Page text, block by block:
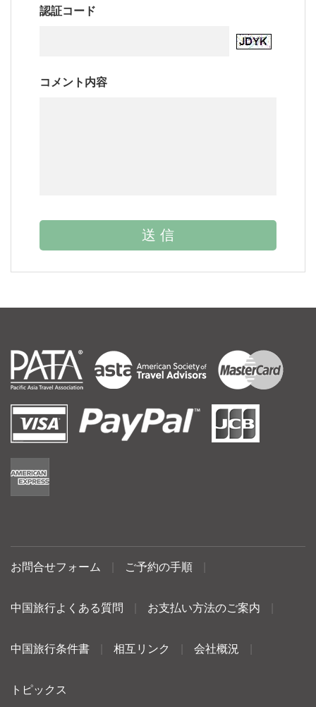
認証コード
コメント内容
お問合せフォーム ご予約の手順
中国旅行よくある質問 お支払い方法のご案内
中国旅行条件書 相互リンク 会社概況
トピックス